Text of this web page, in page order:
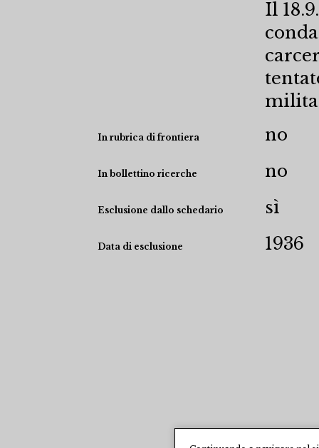
Il
In rubrica di frontiera no
In bollettino ricerche no
Esclusione dallo schedario sì
Data di esclusione 1936